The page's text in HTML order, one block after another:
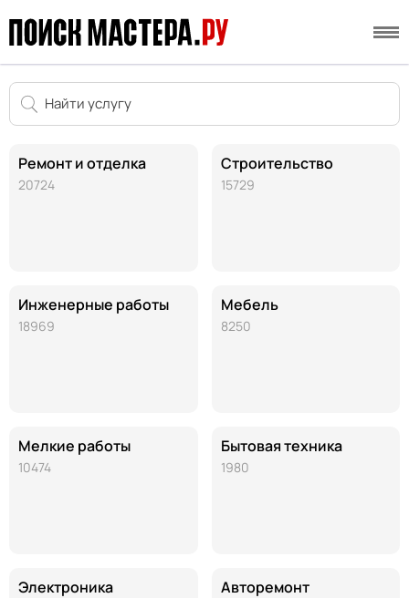
Ремонт и отделка
20724
Инженерные работы
18969
Мелкие работы
10474
Электроника
Строительство
15729
Мебель
8250
Бытовая техника
1980
Авторемонт